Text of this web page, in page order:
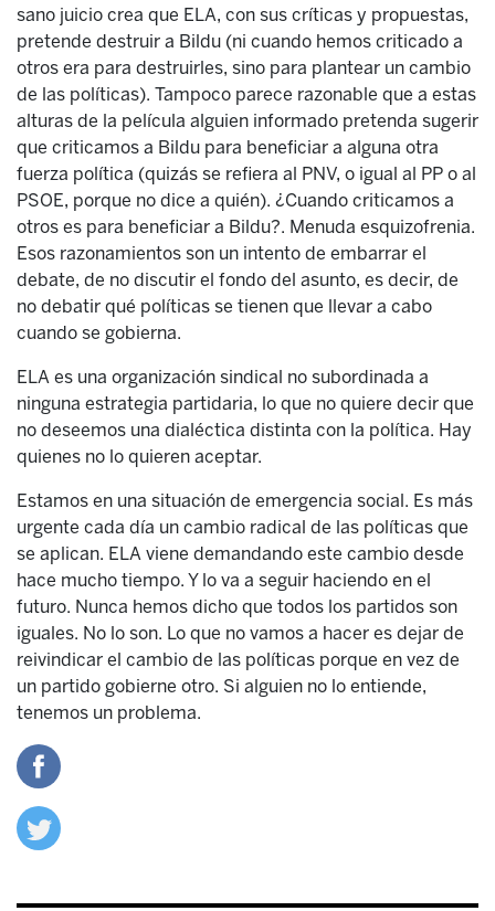
sano juicio crea que ELA, con sus críticas y propuestas,
pretende destruir a Bildu (ni cuando hemos criticado a
otros era para destruirles, sino para plantear un cambio
de las políticas). Tampoco parece razonable que a estas
alturas de la película alguien informado pretenda sugerir
que criticamos a Bildu para beneficiar a alguna otra
fuerza política (quizás se refiera al PNV, o igual al PP o al
PSOE, porque no dice a quién). ¿Cuando criticamos a
otros es para beneficiar a Bildu?. Menuda esquizofrenia.
Esos razonamientos son un intento de embarrar el
debate, de no discutir el fondo del asunto, es decir, de
no debatir qué políticas se tienen que llevar a cabo
cuando se gobierna.
ELA es una organización sindical no subordinada a
ninguna estrategia partidaria, lo que no quiere decir que
no deseemos una dialéctica distinta con la política. Hay
quienes no lo quieren aceptar.
Estamos en una situación de emergencia social. Es más
urgente cada día un cambio radical de las políticas que
se aplican. ELA viene demandando este cambio desde
hace mucho tiempo. Y lo va a seguir haciendo en el
futuro. Nunca hemos dicho que todos los partidos son
iguales. No lo son. Lo que no vamos a hacer es dejar de
reivindicar el cambio de las políticas porque en vez de
un partido gobierne otro. Si alguien no lo entiende,
tenemos un problema.